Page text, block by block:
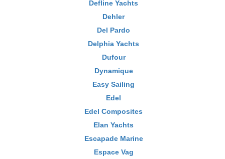
Defline Yachts
Dehler
Del Pardo
Delphia Yachts
Dufour
Dynamique
Easy Sailing
Edel
Edel Composites
Elan Yachts
Escapade Marine
Espace Vag